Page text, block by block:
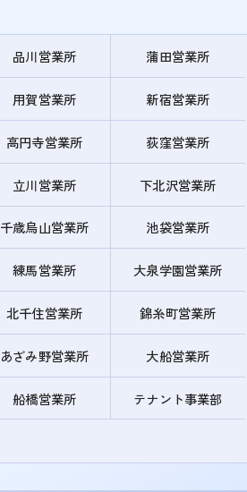
品川営業所 蒲田営業所
用賀営業所 新宿営業所
高円寺営業所 荻窪営業所
立川営業所 下北沢営業所
千歳烏山営業所 池袋営業所
練馬営業所 大泉学園営業所
北千住営業所 錦糸町営業所
あざみ野営業所 大船営業所
船橋営業所 テナント事業部